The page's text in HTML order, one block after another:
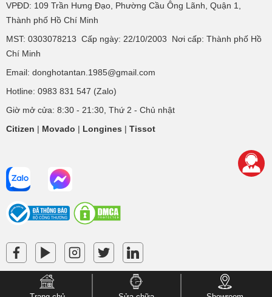
VPĐD: 109 Trần Hưng Đạo, Phường Cầu Ông Lãnh, Quận 1,
Thành phố Hồ Chí Minh
MST: 0303078213 Cấp ngày: 22/10/2003 Nơi cấp: Thành phố Hồ
Chí Minh
Email: donghotantan.1985@gmail.com
Hotline: 0983 831 547 (Zalo)
Giờ mở cửa: 8:30 - 21:30, Thứ 2 - Chủ nhật
Citizen | Movado | Longines | Tissot